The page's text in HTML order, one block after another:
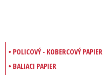
• POLICOVÝ - KOBERCOVÝ PAPIER
• BALIACI PAPIER